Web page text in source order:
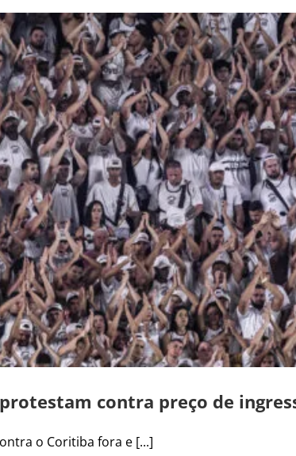
contra preço de
o Coritiba fora e [...]